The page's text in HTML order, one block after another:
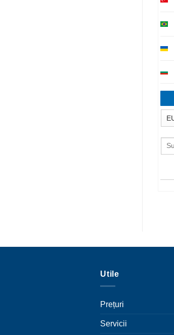
Utile
Prețuri
Servicii